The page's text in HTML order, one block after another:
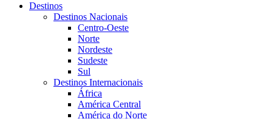
Destinos
Destinos Nacionais
Centro-Oeste
Norte
Nordeste
Sudeste
Sul
Destinos Internacionais
África
América Central
América do Norte